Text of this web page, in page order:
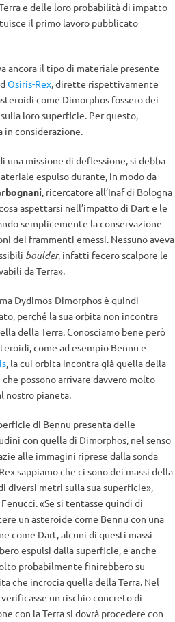
e delle loro probabilità di impatto
il primo lavoro pubblicato
ancora il tipo di materiale presente
Osiris-Rex, dirette rispettivamente
come Dimorphos fossero dei
loro superficie. Per questo,
in considerazione.
una missione di deflessione, si debba
espulso durante, in modo da
, ricercatore all’Inaf di Bologna
aspettarsi nell’impatto di Dart e le
semplicemente la conservazione
dei frammenti emessi. Nessuno aveva
boulder, infatti fecero scalpore le
da Terra».
Dydimos-Dimorphos è quindi
perché la sua orbita non incontra
della Terra. Conosciamo bene però
come ad esempio Bennu e
, la cui orbita incontra già quella della
che possono arrivare davvero molto
nostro pianeta.
di Bennu presenta delle
con quella di Dimorphos, nel senso
alle immagini riprese dalla sonda
sappiamo che ci sono dei massi della
diversi metri sulla sua superficie»,
«Se si tentasse quindi di
un asteroide come Bennu con una
come Dart, alcuni di questi massi
espulsi dalla superficie, e anche
probabilmente finirebbero su
che incrocia quella della Terra. Nel
verificasse un rischio concreto di
con la Terra si dovrà procedere con